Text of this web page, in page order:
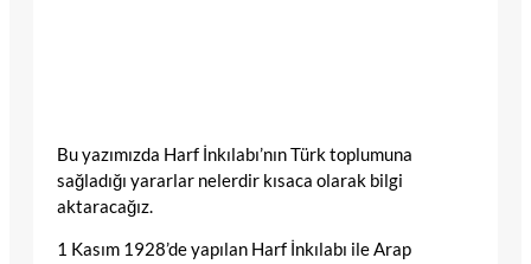
Bu yazımızda Harf İnkılabı’nın Türk toplumuna
sağladığı yararlar nelerdir kısaca olarak bilgi
aktaracağız.
1 Kasım 1928’de yapılan Harf İnkılabı ile Arap